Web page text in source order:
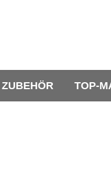
ZUBEHÖR TOP-